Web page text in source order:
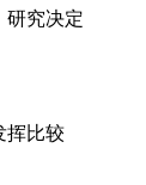
研究决定
挥比较